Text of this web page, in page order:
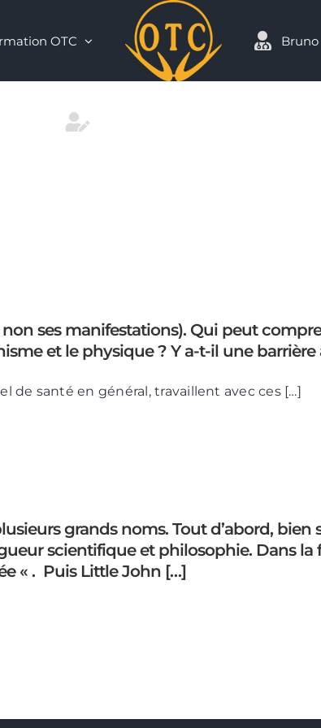
OTC
ses manifestations). Qui peut
et le physique ? Y a-t-il une barrière
de santé en général, travaillent avec ces […]
grands noms. Tout d’abord, bien
scientifique et philosophie. Dans
« . Puis Little John […]